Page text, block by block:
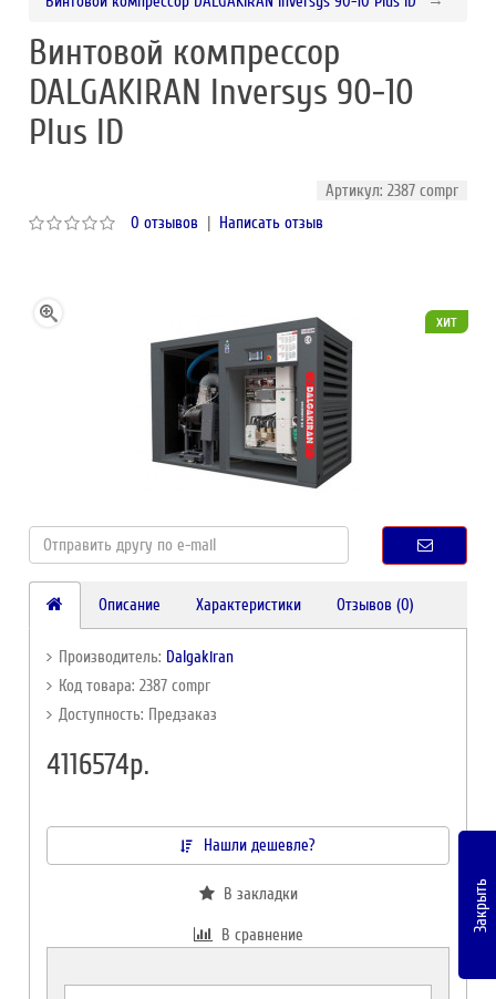
Винтовой компрессор
DALGAKIRAN Inversys 90-10
Plus ID
Артикул: 2387 compr
0 отзывов | Написать отзыв
хит
Описание Характеристики Отзывов (0)
Производитель: Dalgakiran
Код товара: 2387 compr
Доступность: Предзаказ
4116574р.
Нашли дешевле?
В закладки
В сравнение
Закрыть